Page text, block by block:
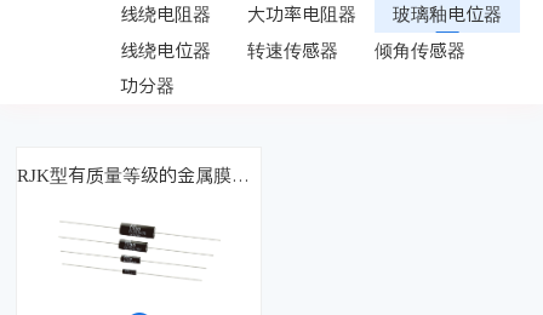
线绕电阻器
大功率电阻器
玻璃釉电位器
线绕电位器
转速传感器
倾角传感器
功分器
RJK型有质量等级的金属膜固定电阻器（国军标）